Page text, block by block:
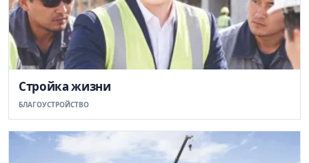
Стройка жизни
БЛАГОУСТРОЙСТВО